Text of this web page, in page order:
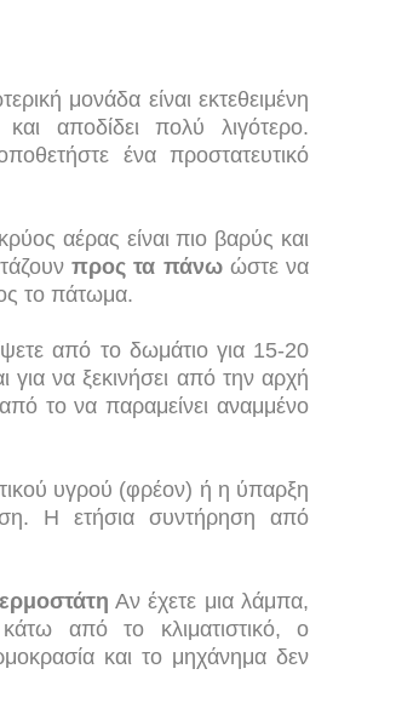
μονάδα είναι εκτεθειμένη
αποδίδει πολύ λιγότερο.
ένα προστατευτικό
αέρας είναι πιο βαρύς και
προς τα πάνωώστε να
το πάτωμα.
από το δωμάτιο για 15-20
για να ξεκινήσει από την αρχή
το να παραμείνει αναμμένο
υγρού (φρέον) ή η ύπαρξη
Η ετήσια συντήρηση από
Αν έχετε μια λάμπα,
από το κλιματιστικό, ο
και το μηχάνημα δεν